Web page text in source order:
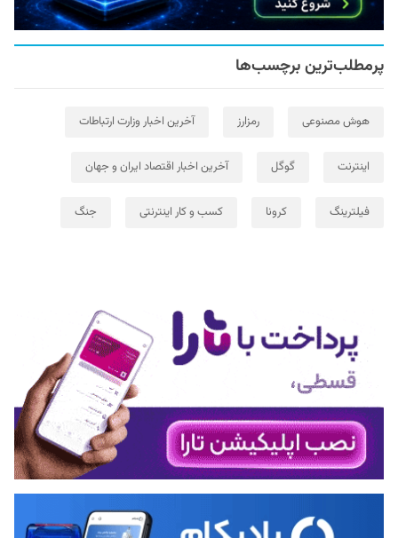
پرمطلب‌ترین برچسب‌ها
هوش مصنوعی رمزارز آخرین اخبار وزارت ارتباطات
اینترنت گوگل آخرین اخبار اقتصاد ایران و جهان
فیلترینگ کرونا کسب و کار اینترنتی جنگ